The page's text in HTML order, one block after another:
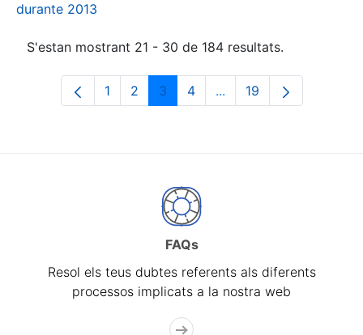
durante 2013
S'estan mostrant 21 - 30 de 184 resultats.
Pàgina
1 Pàgina
2 Pàgina
3 Pàgina
4 ...Pàgines intermèdies
Pàgina
19
FAQs
Resol els teus dubtes referents als diferents
processos implicats a la nostra web